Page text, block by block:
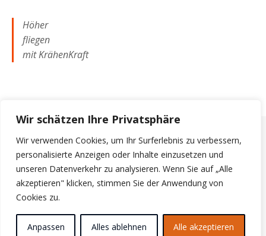
Wir schätzen Ihre Privatsphäre
Wir verwenden Cookies, um Ihr Surferlebnis zu verbessern,
personalisierte Anzeigen oder Inhalte einzusetzen und
unseren Datenverkehr zu analysieren. Wenn Sie auf „Alle
akzeptieren" klicken, stimmen Sie der Anwendung von
Cookies zu.
Anpassen Alles ablehnen Alle akzeptieren
Höher
fliegen
mit KrähenKraft
2026 Mag. Petra Krähenbühl-Dobrowolny © |Bard Theme von
Royal. IMPRESSUM DSE AGB
ZURÜCK NACH OBEN